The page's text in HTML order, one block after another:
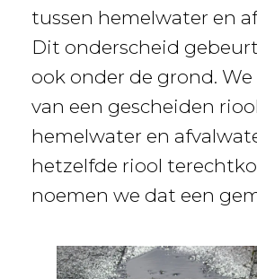
tussen hemelwater en
Dit onderscheid
ook onder de grond.
van een gescheiden
hemelwater en
hetzelfde riool
noemen we dat een